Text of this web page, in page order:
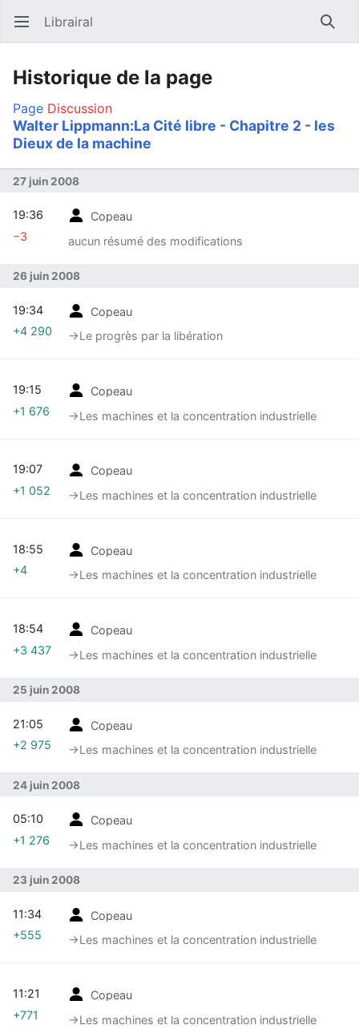
Ouvrir le menu principal Librairal
Historique de la page
Page Discussion
Walter Lippmann:La Cité libre - Chapitre 2 - les
Dieux de la machine
27 juin 2008
Copeau
aucun résumé des modifications
19:36
−3
26 juin 2008
Copeau
→‎Le progrès par la libération
19:34
+4 290
Copeau
→‎Les machines et la concentration industrielle
19:15
+1 676
Copeau
→‎Les machines et la concentration industrielle
19:07
+1 052
Copeau
→‎Les machines et la concentration industrielle
18:55
+4
Copeau
→‎Les machines et la concentration industrielle
18:54
+3 437
25 juin 2008
Copeau
→‎Les machines et la concentration industrielle
21:05
+2 975
24 juin 2008
Copeau
→‎Les machines et la concentration industrielle
05:10
+1 276
23 juin 2008
Copeau
→‎Les machines et la concentration industrielle
11:34
+555
Copeau
→‎Les machines et la concentration industrielle
11:21
+771